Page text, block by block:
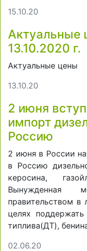
15.10.20
Актуальные
13.10.2020 г.
Актуальные цены
13.10.20
2 июня
импорт
Россию
2 июня в России
в Россию
керосина,
Вынужденная
правительством
целях
типлива(ДТ),
02.06.20